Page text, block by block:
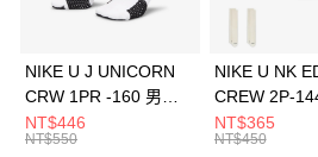
上海商業儲蓄銀行
元大商業銀行
Apple Pay
全盈+PAY
AFTEE先享後付
NIKE U J UNICORN
CRW 1PR -160 男女
中統襪 FZ3393100
NT$446
NT$550
NIKE U NK
CREW 2P-
EMBRDY 男
FZ3073133
NT$365
NT$450